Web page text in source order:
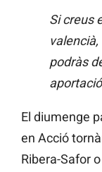
Si creus
valencià,
podràs
El diumenge
en Acció
Ribera-Safor